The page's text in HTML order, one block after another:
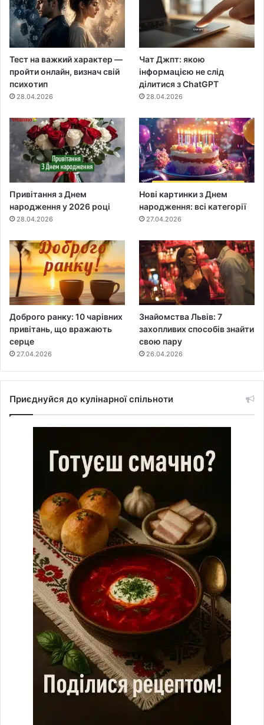
Тест на важкий характер —
пройти онлайн, визнач свій
психотип
28.04.2026
Чат Джпт: якою
інформацією не слід
ділитися з ChatGPT
28.04.2026
Привітання з Днем
народження у 2026 році
28.04.2026
Нові картинки з Днем
народження: всі категорії
27.04.2026
Доброго ранку: 10 чарівних
привітань, що вражають
серце
27.04.2026
Знайомства Львів: 7
захопливих способів знайти
свою пару
26.04.2026
Приєднуйся до кулінарної спільноти